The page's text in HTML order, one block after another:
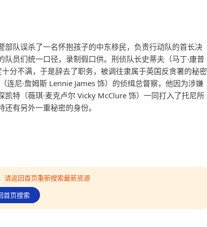
队误杀了一名怀抱孩子的中东移民，负责行动队的首长决
员们统一口径，录制假口供。刑侦队长史蒂夫（马丁·康普
分不满，于是辞去了职务，被调往隶属于英国反贪署的秘密
连尼·詹姆斯 Lennie James 饰）的侦缉总督察，他因为涉嫌
特（薇琪·麦克卢尔 Vicky McClure 饰）一同打入了托尼所
有另外一重秘密的身份。
返回首页重新搜索最新资源
首页搜索